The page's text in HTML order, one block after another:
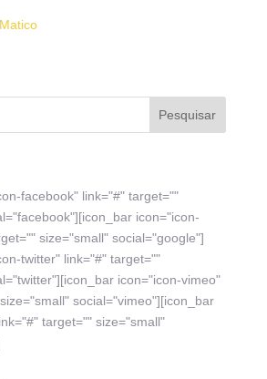
facebook" link="#" target=""
icon="icon-
size="small" social="google"]
twitter" link="#" target=""
icon="icon-vimeo"
social="vimeo"][icon_bar
target="" size="small"